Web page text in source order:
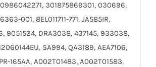
301875869301, 030696,
001, 8EL011711-771, JA585IR,
9051524, DRA3038, 437145, 933038,
SA994, QA3189, AEA7106,
165AA, A002T01483, A002T01583,